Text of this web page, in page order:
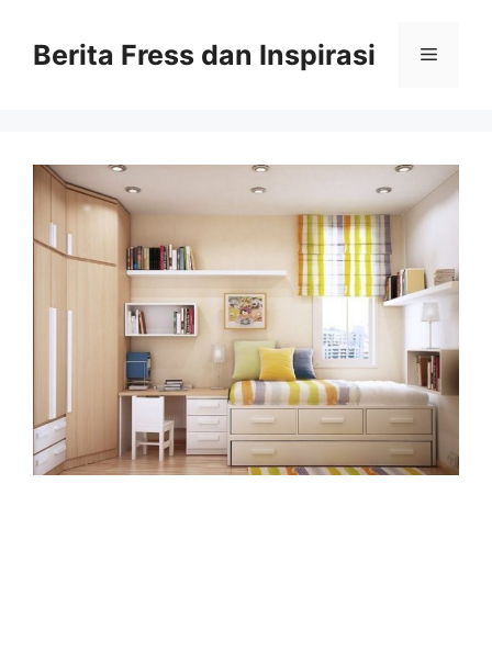
contentBerita Fress dan Inspirasi Menu